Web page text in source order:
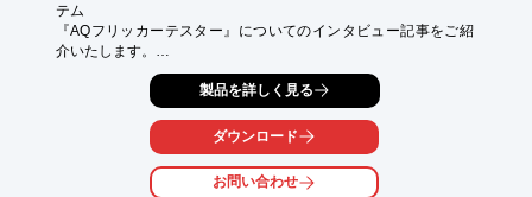
テム
『AQフリッカーテスター』についてのインタビュー記事をご紹
介いたします。
計測に時間がかからない、などの製品特長をはじめとし、製品仕
活用の場、メリットなどについて詳しく掲載。
また、今後の展望についても掲載されておりますので、是非ご一
製品を詳しく見る
ダウンロード
お問い合わせ